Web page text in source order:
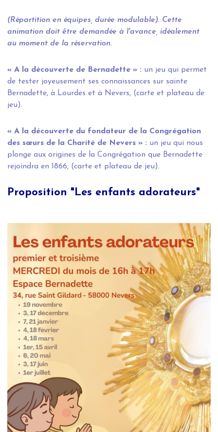
(Répartition en équipes, durée modulable). Cette
animation doit être demandée à l'avance, idéalement
au moment de la réservation.
« A la découverte de Bernadette » : un jeu qui permet
de tester joyeusement ses connaissances sur sainte
Bernadette, à Lourdes et à Nevers, (carte et plateau de
jeu).
« A la découverte du fondateur de la Congrégation
des sœurs de la Charité de Nevers » : un jeu qui nous
plonge aux origines de la Congrégation que Bernadette
rejoindra en 1866, (carte et plateau de jeu).
Proposition "Les enfants adorateurs"